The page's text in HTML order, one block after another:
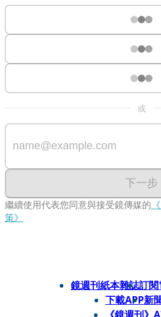
或
下一步
繼續使用代表您同意與接受鏡傳媒的
策》
鏡週刊紙本雜誌訂
下載APP新